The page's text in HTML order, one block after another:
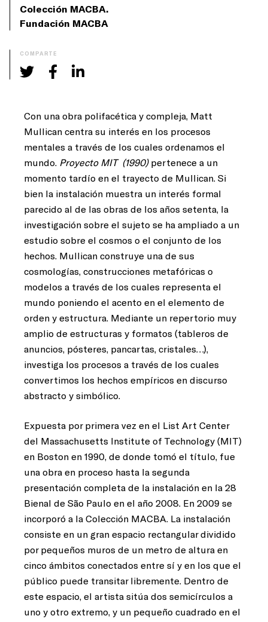
Colección MACBA.
Fundación MACBA
COMPARTE
Con una obra polifacética y compleja, Matt
Mullican centra su interés en los procesos
mentales a través de los cuales ordenamos el
mundo. Proyecto MIT (1990)pertenece a un
momento tardío en el trayecto de Mullican. Si
bien la instalación muestra un interés formal
parecido al de las obras de los años setenta, la
investigación sobre el sujeto se ha ampliado a un
estudio sobre el cosmos o el conjunto de los
hechos. Mullican construye una de sus
cosmologías, construcciones metafóricas o
modelos a través de los cuales representa el
mundo poniendo el acento en el elemento de
orden y estructura. Mediante un repertorio muy
amplio de estructuras y formatos (tableros de
anuncios, pósteres, pancartas, cristales…),
investiga los procesos a través de los cuales
convertimos los hechos empíricos en discurso
abstracto y simbólico.
Expuesta por primera vez en el List Art Center
del Massachusetts Institute of Technology (MIT)
en Boston en 1990, de donde tomó el título, fue
una obra en proceso hasta la segunda
presentación completa de la instalación en la 28
Bienal de São Paulo en el año 2008. En 2009 se
incorporó a la Colección MACBA. La instalación
consiste en un gran espacio rectangular dividido
por pequeños muros de un metro de altura en
cinco ámbitos conectados entre sí y en los que el
público puede transitar libremente. Dentro de
este espacio, el artista sitúa dos semicírculos a
uno y otro extremo, y un pequeño cuadrado en el